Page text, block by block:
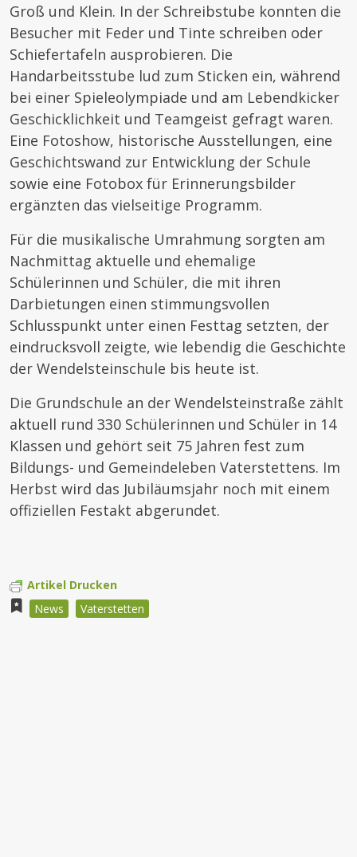
Groß und Klein. In der Schreibstube konnten die
Besucher mit Feder und Tinte schreiben oder
Schiefertafeln ausprobieren. Die
Handarbeitsstube lud zum Sticken ein, während
bei einer Spieleolympiade und am Lebendkicker
Geschicklichkeit und Teamgeist gefragt waren.
Eine Fotoshow, historische Ausstellungen, eine
Geschichtswand zur Entwicklung der Schule
sowie eine Fotobox für Erinnerungsbilder
ergänzten das vielseitige Programm.
Für die musikalische Umrahmung sorgten am
Nachmittag aktuelle und ehemalige
Schülerinnen und Schüler, die mit ihren
Darbietungen einen stimmungsvollen
Schlusspunkt unter einen Festtag setzten, der
eindrucksvoll zeigte, wie lebendig die Geschichte
der Wendelsteinschule bis heute ist.
Die Grundschule an der Wendelsteinstraße zählt
aktuell rund 330 Schülerinnen und Schüler in 14
Klassen und gehört seit 75 Jahren fest zum
Bildungs- und Gemeindeleben Vaterstettens. Im
Herbst wird das Jubiläumsjahr noch mit einem
offiziellen Festakt abgerundet.
Artikel Drucken
News
Vaterstetten